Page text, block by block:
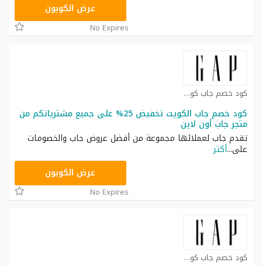
عرض الكوبون
No Expires
كود خصم جاب كوبون
كود خصم جاب الكويت تخفيض 25% على جميع مشترياتكم من
متجر جاب أون لاين
تقدم جاب لعملائها مجموعة من أفضل عروض جاب والخصومات
على...أكثر
عرض الكوبون
No Expires
كود خصم جاب كوبون